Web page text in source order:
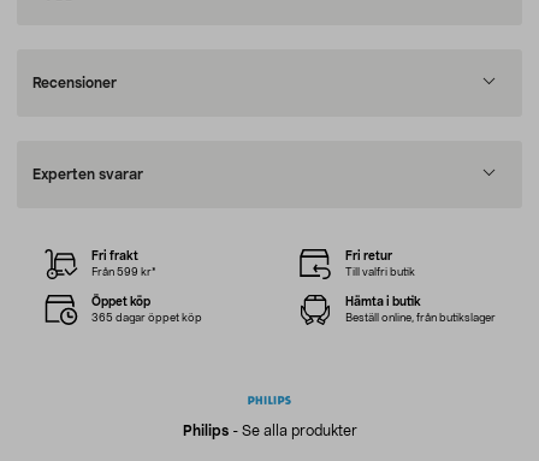
Recensioner
Experten svarar
Philips- Se alla produkter
Fri frakt
Från 599 kr*
Fri retur
Till valfri butik
Öppet köp
365 dagar öppet köp
Hämta i butik
Beställ online, från butikslager